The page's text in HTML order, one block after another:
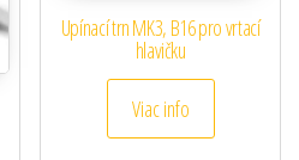
Upínací trn MK3, B16 pro vrtací
hlavičku
Viac info